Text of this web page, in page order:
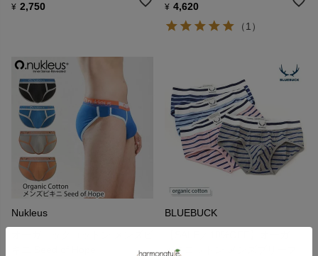
¥ 2,750 ¥ 4,620
（1）
Nukleus
BLUEBUCK
ックコットン メンズブリーフ